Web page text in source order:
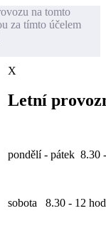
na tomto
za tímto účelem
X
Letní
pondělí - pátek 8.30
sobota 8.30 - 12 hod